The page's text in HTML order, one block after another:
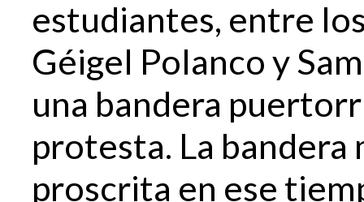
estudiantes, entre
Géigel Polanco y
una bandera
protesta. La
proscrita en ese